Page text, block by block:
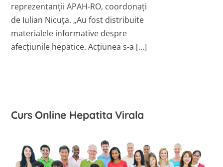
reprezentanții APAH-RO, coordonați
de Iulian Nicuța. „Au fost distribuite
materialele informative despre
afecțiunile hepatice. Acțiunea s-a […]
Curs Online Hepatita Virala